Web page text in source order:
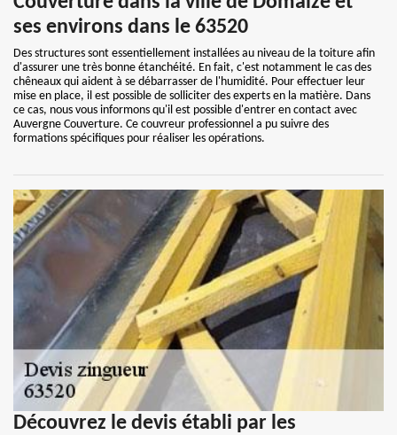
ses environs dans le 63520
Des structures sont essentiellement installées au niveau de la toiture afin
d'assurer une très bonne étanchéité. En fait, c'est notamment le cas des
chêneaux qui aident à se débarrasser de l'humidité. Pour effectuer leur
mise en place, il est possible de solliciter des experts en la matière. Dans
ce cas, nous vous informons qu'il est possible d'entrer en contact avec
Auvergne Couverture. Ce couvreur professionnel a pu suivre des
formations spécifiques pour réaliser les opérations.
Découvrez le devis établi par les